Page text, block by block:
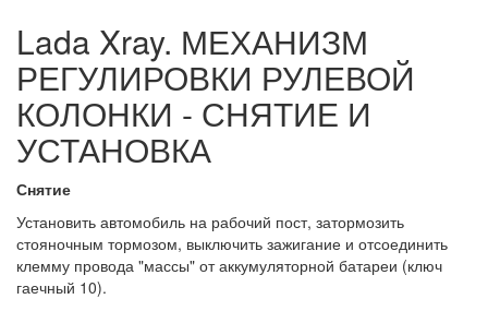
Lada Xray. МЕХАНИЗМ
РЕГУЛИРОВКИ РУЛЕВОЙ
КОЛОНКИ - СНЯТИЕ И
УСТАНОВКА
Снятие
Установить автомобиль на рабочий пост, затормозить
стояночным тормозом, выключить зажигание и отсоединить
клемму провода "массы" от аккумуляторной батареи (ключ
гаечный 10).